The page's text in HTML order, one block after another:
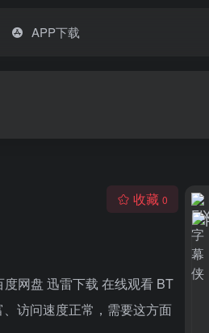
APP下载
收藏 0
网盘 迅雷下载 在线观看 BT
访问速度正常，需要这方面